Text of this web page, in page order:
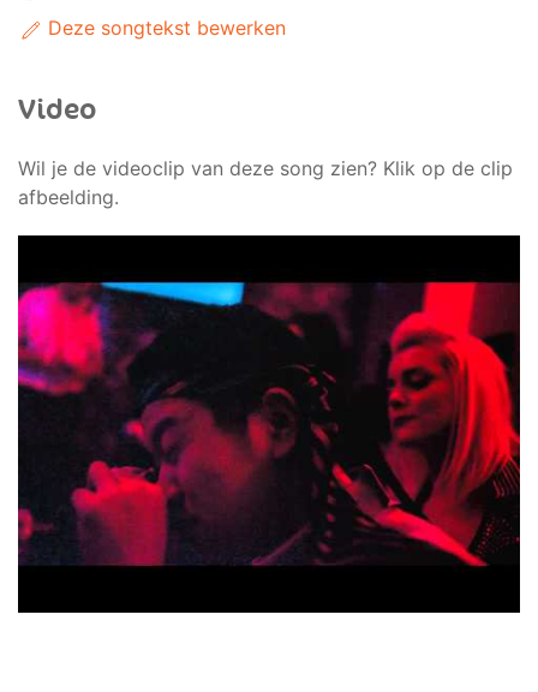
Deze songtekst bewerken
Video
Wil je de videoclip van deze song zien? Klik op de clip
afbeelding.